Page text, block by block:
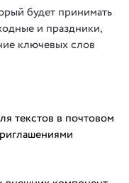
будет принимать
и праздники,
ключевых слов
текстов в почтовом